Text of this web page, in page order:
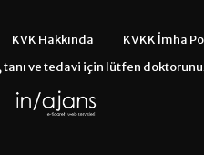
KVK Hakkında KVKK İmha
ve tedavi için lütfen